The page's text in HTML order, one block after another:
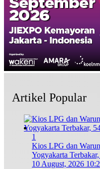
Artikel Popular
1
Kios LPG dan
Yogyakarta
10 August, 2026